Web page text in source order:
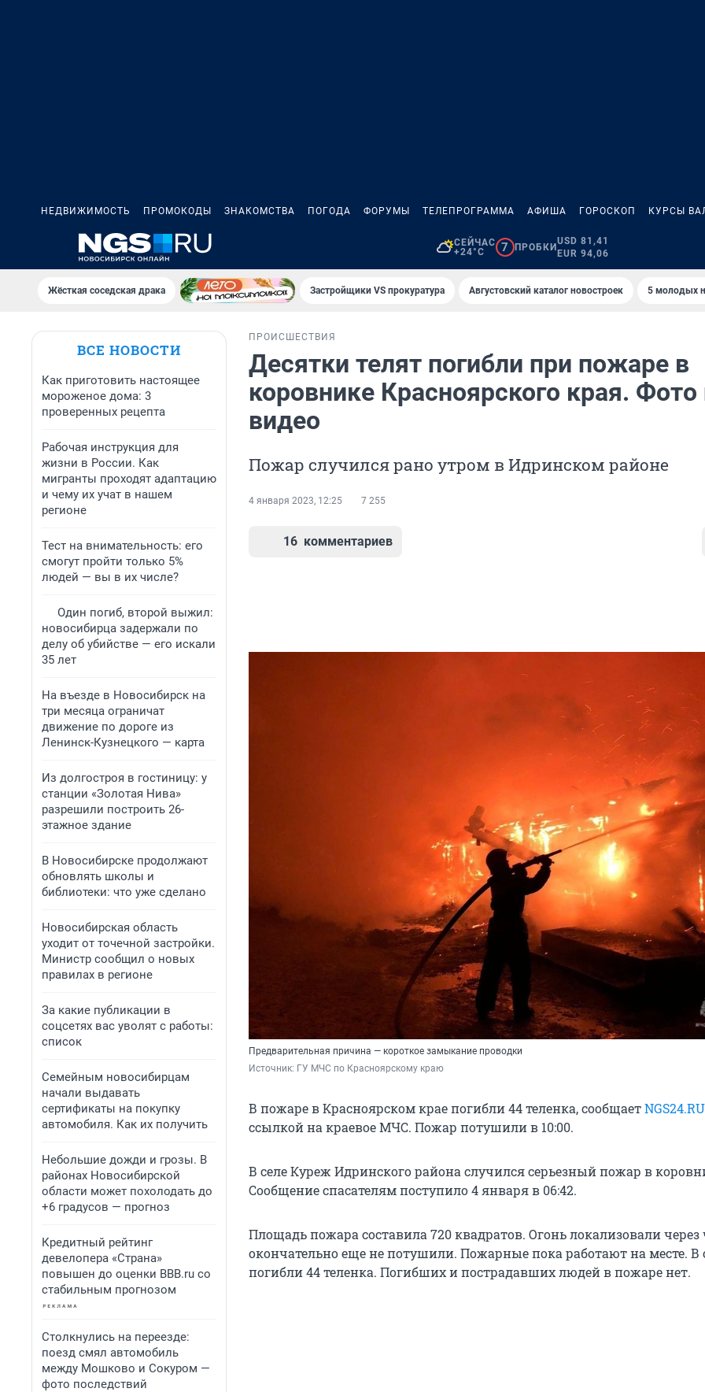
НЕДВИЖИМОСТЬ ПРОМОКОДЫ ЗНАКОМСТВА ПОГОДА ФОРУМЫ ТЕЛЕПРОГРАММА АФИША ГОРОСКОП КУРСЫ
СЕЙЧАС
+24°C
7 ПРОБКИ
USD 81,41
EUR 94,06
Жёсткая соседская драка Застройщики VS прокуратура Августовский каталог новостроек 5 молодых
ВСЕ НОВОСТИ
Как приготовить настоящее
мороженое дома: 3
проверенных рецепта
Рабочая инструкция для
жизни в России. Как
мигранты проходят адаптацию
и чему их учат в нашем
регионе
Тест на внимательность: его
смогут пройти только 5%
людей — вы в их числе?
Один погиб, второй выжил:
новосибирца задержали по
делу об убийстве — его искали
35 лет
На въезде в Новосибирск на
три месяца ограничат
движение по дороге из
Ленинск-Кузнецкого — карта
Из долгостроя в гостиницу: у
станции «Золотая Нива»
разрешили построить 26-
этажное здание
В Новосибирске продолжают
обновлять школы и
библиотеки: что уже сделано
Новосибирская область
уходит от точечной застройки.
Министр сообщил о новых
правилах в регионе
За какие публикации в
соцсетях вас уволят с работы:
список
Семейным новосибирцам
начали выдавать
сертификаты на покупку
автомобиля. Как их получить
Небольшие дожди и грозы. В
районах Новосибирской
области может похолодать до
+6 градусов — прогноз
Кредитный рейтинг
девелопера «Страна»
повышен до оценки BBB.ru со
стабильным прогнозом
Столкнулись на переезде:
поезд смял автомобиль
между Мошково и Сокуром —
фото последствий
ПРОИСШЕСТВИЯ
Десятки телят погибли при пожаре в
коровнике Красноярского края. Фото
видео
Пожар случился рано утром в Идринском районе
4 января 2023, 12:25 7 255
16 комментариев
Предварительная причина — короткое замыкание проводки
Источник: ГУ МЧС по Красноярскому краю
В пожаре в Красноярском крае погибли 44 теленка, сообщаетNGS24.RU
ссылкой на краевое МЧС. Пожар потушили в 10:00.
В селе Куреж Идринского района случился серьезный пожар в
Сообщение спасателям поступило 4 января в 06:42.
Площадь пожара составила 720 квадратов. Огонь локализовали через
окончательно еще не потушили. Пожарные пока работают на месте. В
погибли 44 теленка. Погибших и пострадавших людей в пожаре нет.